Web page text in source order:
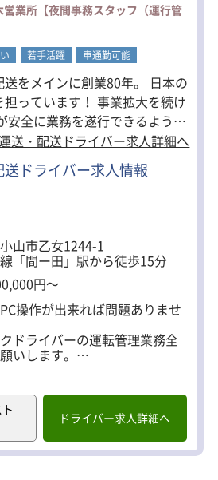
多数＞
・所沢支社・南浦和支社・大
川越支社・熊谷支社・久喜営
県で勤務地多数！お住まいに
場をご紹介します。
業所【夜間事務スタッフ（運行管
若手活躍 車通勤可能
をメインに創業80年。 日本の
す！ 事業拡大を続け
安全に業務を遂行できるよう、
管理事務を新たに募集します。
気になりましたら、お気軽にご
送・配送ドライバー求人詳細へ
ドライバー求人情報
山市乙女1244-1
「間ー田」駅から徒歩15分
円～
操作が出来れば問題ありませ
ドライバーの運転管理業務全
いします。
理
務
バーの日報チェック
応
庶務業務
ドライバー求人詳細へ